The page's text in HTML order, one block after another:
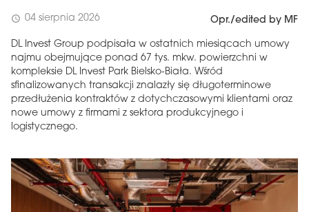
schedule 04 sierpnia 2026 Opr./edited by MF
DL Invest Group podpisała w ostatnich miesiącach umowy
najmu obejmujące ponad 67 tys. mkw. powierzchni w
kompleksie DL Invest Park Bielsko-Biała. Wśród
sfinalizowanych transakcji znalazły się długoterminowe
przedłużenia kontraktów z dotychczasowymi klientami oraz
nowe umowy z firmami z sektora produkcyjnego i
logistycznego.